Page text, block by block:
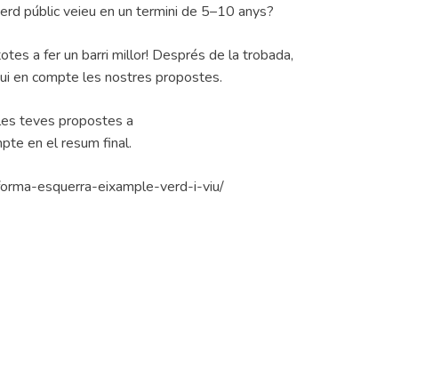
públic veieu en un termini de 5–10 anys?
a fer un barri millor! Després de la trobada,
en compte les nostres propostes.
teves propostes a
en el resum final.
esquerra-eixample-verd-i-viu/